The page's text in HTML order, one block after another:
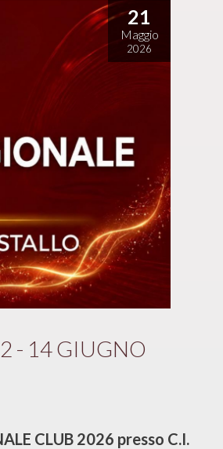
21
Maggio
2026
- 14 GIUGNO
CLUB 2026 presso C.I.